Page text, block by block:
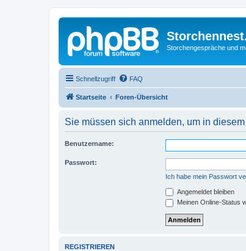
Storchengespräche und
Schnellzugriff FAQ
Startseite Foren-Übersicht
Sie müssen sich anmelden, um in
Benutzername:
Passwort:
Ich habe mein Passwort
Angemeldet bleiben
Meinen Online-Status
REGISTRIEREN